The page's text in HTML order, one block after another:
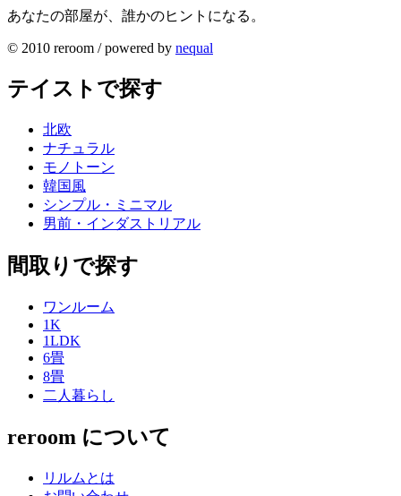
あなたの部屋が、誰かのヒントになる。
© 2010 reroom / powered by nequal
テイストで探す
北欧
ナチュラル
モノトーン
韓国風
シンプル・ミニマル
男前・インダストリアル
間取りで探す
ワンルーム
1K
1LDK
6畳
8畳
二人暮らし
reroom について
リルムとは